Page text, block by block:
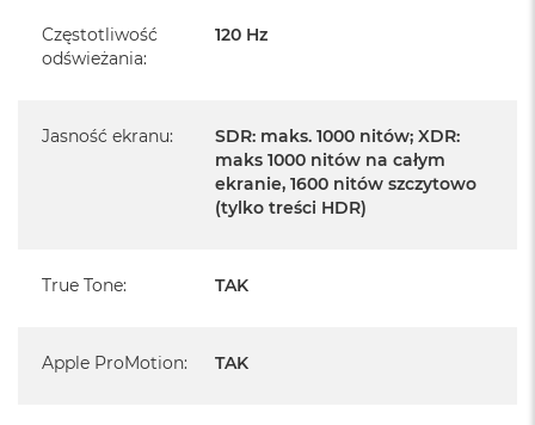
Posiada system operacyjny macOS w języku
polskim oraz polskie menu
urządzenia.
Zawartość zestawu:
Przewód USB-C na MagSafe 3 do ładowania (2m)
Częstotliwość
odświeżania:
120 Hz
Jasność ekranu:
SDR: maks. 1000 nitów; XDR:
maks 1000 nitów na całym
ekranie, 1600 nitów szczytowo
(tylko treści HDR)
True Tone: TAK
Apple ProMotion: TAK